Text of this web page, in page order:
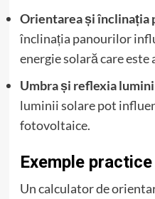
Orientarea și înclinația
înclinația panourilor
energie solară care este
Umbra și reflexia
luminii solare pot
fotovoltaice.
Exemple practice
Un calculator de